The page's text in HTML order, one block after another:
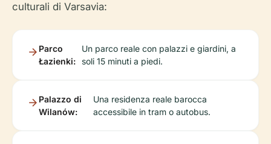
culturali di Varsavia:
Parco
Łazienki:
Un parco reale con palazzi e giardini, a
soli 15 minuti a piedi.
Palazzo di
Wilanów:
Una residenza reale barocca
accessibile in tram o autobus.